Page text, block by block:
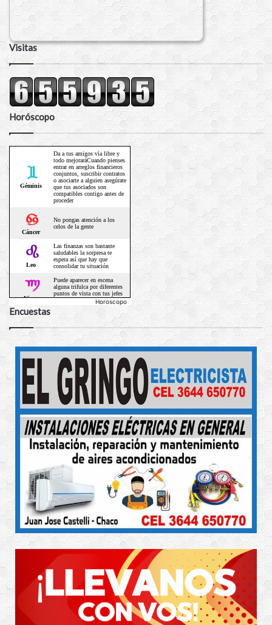
Visitas
Horóscopo
Horoscopo
Encuestas